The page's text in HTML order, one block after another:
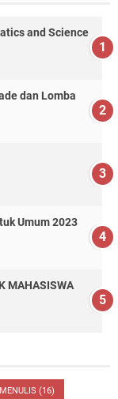
and Science
dan Lomba
Umum 2023
MAHASISWA
MENULIS (16)